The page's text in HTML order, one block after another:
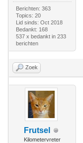
Berichten: 363
Topics: 20
Lid sinds: Oct 2018
Bedankt: 168
537 x bedankt in 233
berichten
Zoek
Frutsel
Kilometervreter